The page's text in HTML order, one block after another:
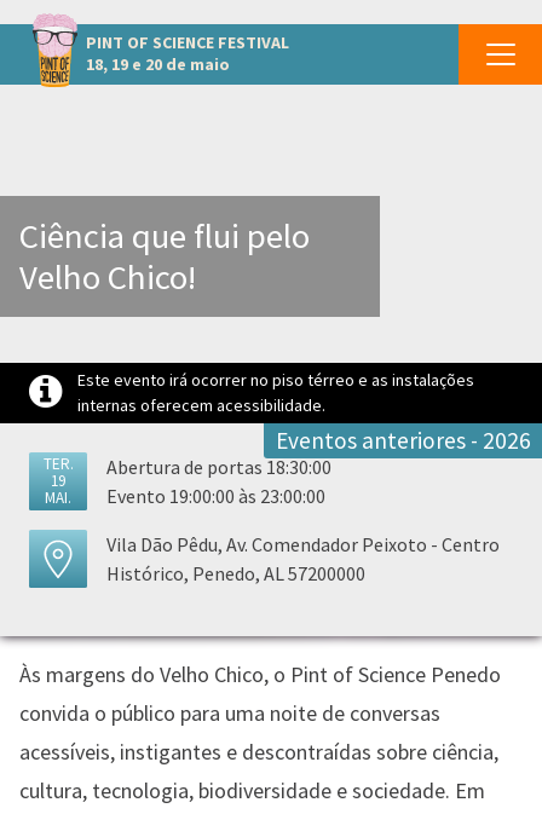
PINT OF SCIENCE FESTIVAL
18, 19 e 20 de maio
Outros eventos em Penedo
Ciência que flui pelo
Velho Chico!
Este evento irá ocorrer no piso térreo e as instalações
internas oferecem acessibilidade.
Eventos anteriores - 2026
TER.
19
MAI.
Abertura de portas 18:30:00
Evento 19:00:00 às 23:00:00
Vila Dão Pêdu, Av. Comendador Peixoto - Centro
Histórico, Penedo, AL 57200000
Às margens do Velho Chico, o Pint of Science Penedo
convida o público para uma noite de conversas
acessíveis, instigantes e descontraídas sobre ciência,
cultura, tecnologia, biodiversidade e sociedade. Em